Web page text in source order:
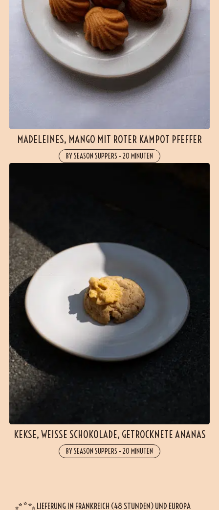
MADELEINES, MANGO MIT ROTER KAMPOT PFEFFER
BY SEASON SUPPERS - 20 MINUTEN
KEKSE, WEISSE SCHOKOLADE, GETROCKNETE ANANAS
BY SEASON SUPPERS - 20 MINUTEN
LIEFERUNG IN FRANKREICH (48 STUNDEN) UND EUROPA